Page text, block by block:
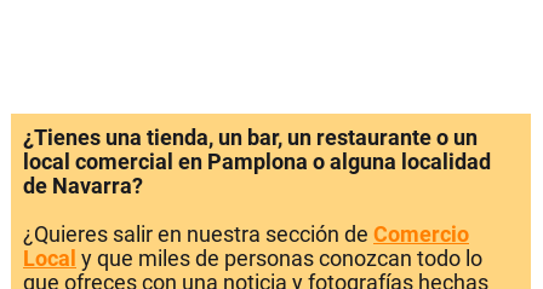
¿Tienes una tienda, un bar, un restaurante o un
local comercial en Pamplona o alguna localidad
de Navarra?
¿Quieres salir en nuestra sección de Comercio
Local y que miles de personas conozcan todo lo
que ofreces con una noticia y fotografías hechas